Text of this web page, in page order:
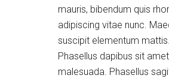
mauris, bibendum quis
adipiscing vitae nunc.
suscipit elementum mattis.
Phasellus dapibus sit
malesuada. Phasellus